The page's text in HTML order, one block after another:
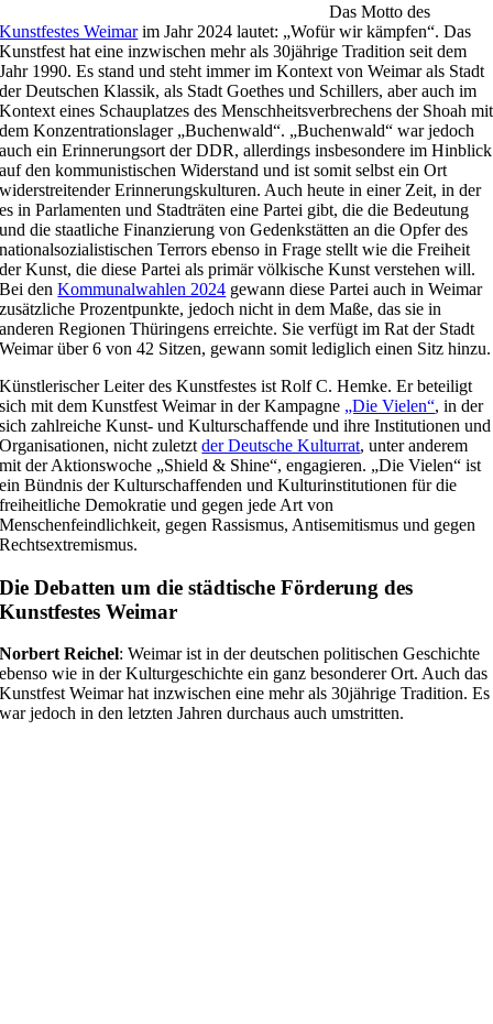
Das Motto des
Kunstfestes Weimarim Jahr 2024 lautet: „Wofür wir kämpfen“. Das
Kunstfest hat eine inzwischen mehr als 30jährige Tradition seit dem
Jahr 1990. Es stand und steht immer im Kontext von Weimar als Stadt
der Deutschen Klassik, als Stadt Goethes und Schillers, aber auch im
Kontext eines Schauplatzes des Menschheitsverbrechens der Shoah mit
dem Konzentrationslager „Buchenwald“. „Buchenwald“ war jedoch
auch ein Erinnerungsort der DDR, allerdings insbesondere im Hinblick
auf den kommunistischen Widerstand und ist somit selbst ein Ort
widerstreitender Erinnerungskulturen. Auch heute in einer Zeit, in der
es in Parlamenten und Stadträten eine Partei gibt, die die Bedeutung
und die staatliche Finanzierung von Gedenkstätten an die Opfer des
nationalsozialistischen Terrors ebenso in Frage stellt wie die Freiheit
der Kunst, die diese Partei als primär völkische Kunst verstehen will.
Bei denKommunalwahlen 2024 gewann diese Partei auch in Weimar
zusätzliche Prozentpunkte, jedoch nicht in dem Maße, das sie in
anderen Regionen Thüringens erreichte. Sie verfügt im Rat der Stadt
Weimar über 6 von 42 Sitzen, gewann somit lediglich einen Sitz hinzu.
Künstlerischer Leiter des Kunstfestes ist Rolf C. Hemke. Er beteiligt
sich mit dem Kunstfest Weimar in der Kampagne „Die Vielen“, in der
sich zahlreiche Kunst- und Kulturschaffende und ihre Institutionen und
Organisationen, nicht zuletztder Deutsche Kulturrat, unter anderem
mit der Aktionswoche „Shield & Shine“, engagieren. „Die Vielen“ ist
ein Bündnis der Kulturschaffenden und Kulturinstitutionen für die
freiheitliche Demokratie und gegen jede Art von
Menschenfeindlichkeit, gegen Rassismus, Antisemitismus und gegen
Rechtsextremismus.
Die Debatten um die städtische Förderung des
Kunstfestes Weimar
Norbert Reichel: Weimar ist in der deutschen politischen Geschichte
ebenso wie in der Kulturgeschichte ein ganz besonderer Ort. Auch das
Kunstfest Weimar hat inzwischen eine mehr als 30jährige Tradition. Es
war jedoch in den letzten Jahren durchaus auch umstritten.